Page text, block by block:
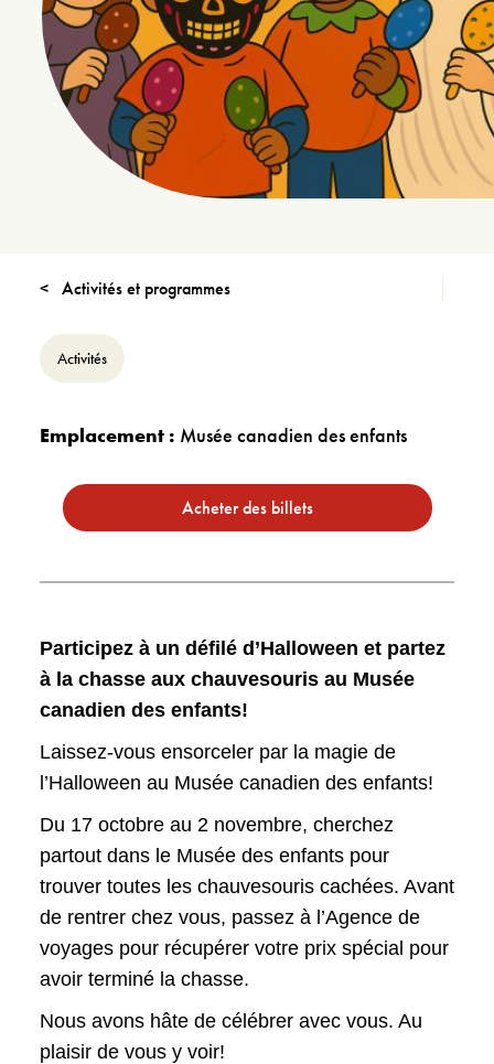
Activités et programmes
Activités
Emplacement : Musée canadien des enfants
Acheter des billets
Participez à un défilé d’Halloween et partez
à la chasse aux chauvesouris au Musée
canadien des enfants!
Laissez-vous ensorceler par la magie de
l’Halloween au Musée canadien des enfants!
Du 17 octobre au 2 novembre, cherchez
partout dans le Musée des enfants pour
trouver toutes les chauvesouris cachées. Avant
de rentrer chez vous, passez à l’Agence de
voyages pour récupérer votre prix spécial pour
avoir terminé la chasse.
Nous avons hâte de célébrer avec vous. Au
plaisir de vous y voir!